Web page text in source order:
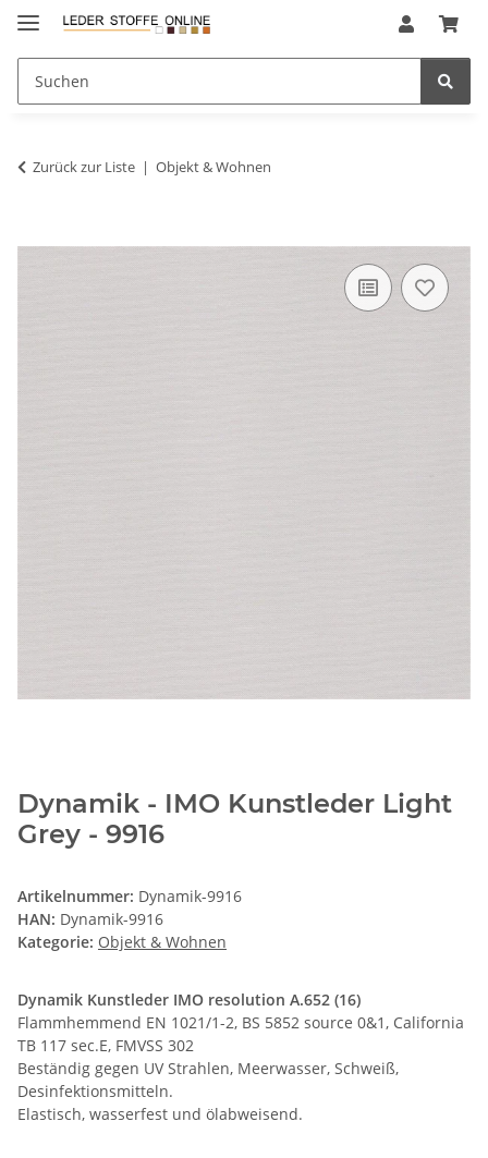
Zurück zur Liste Objekt & Wohnen
Dynamik - IMO Kunstleder Light
Grey - 9916
Artikelnummer: Dynamik-9916
HAN: Dynamik-9916
Kategorie: Objekt & Wohnen
Dynamik Kunstleder IMO resolution A.652 (16)
Flammhemmend EN 1021/1-2, BS 5852 source 0&1, California
TB 117 sec.E, FMVSS 302
Beständig gegen UV Strahlen, Meerwasser, Schweiß,
Desinfektionsmitteln.
Elastisch, wasserfest und ölabweisend.